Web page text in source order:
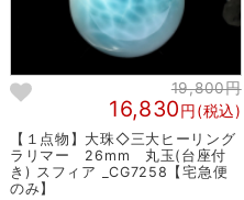
19,800円
16,830円(税込)
【１点物】大珠◇三大ヒーリング
ラリマー 26mm 丸玉(台座付
き) スフィア _CG7258【宅急便
のみ】